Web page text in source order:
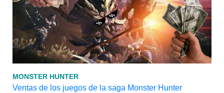
MONSTER HUNTER
Ventas de los juegos de la saga Monster Hunter